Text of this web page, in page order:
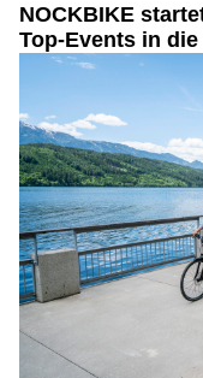
NOCKBIKE
Top-Events in